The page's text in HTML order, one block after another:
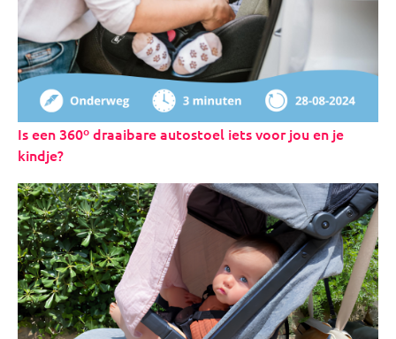
Is een 360º draaibare autostoel iets voor jou en je
kindje?